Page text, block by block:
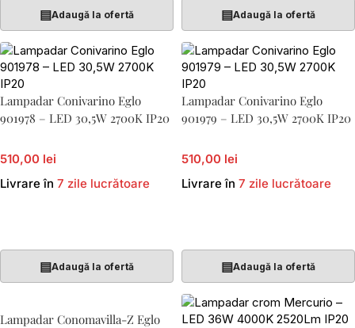
▤Adaugă la ofertă ▤Adaugă la ofertă
Lampadar Conivarino Eglo
901978 – LED 30,5W 2700K IP20
510,00 lei
Livrare în 7 zile lucrătoare
▤Adaugă la ofertă
Lampadar Conivarino Eglo
901979 – LED 30,5W 2700K IP20
510,00 lei
Livrare în 7 zile lucrătoare
▤Adaugă la ofertă
Lampadar Conomavilla-Z Eglo